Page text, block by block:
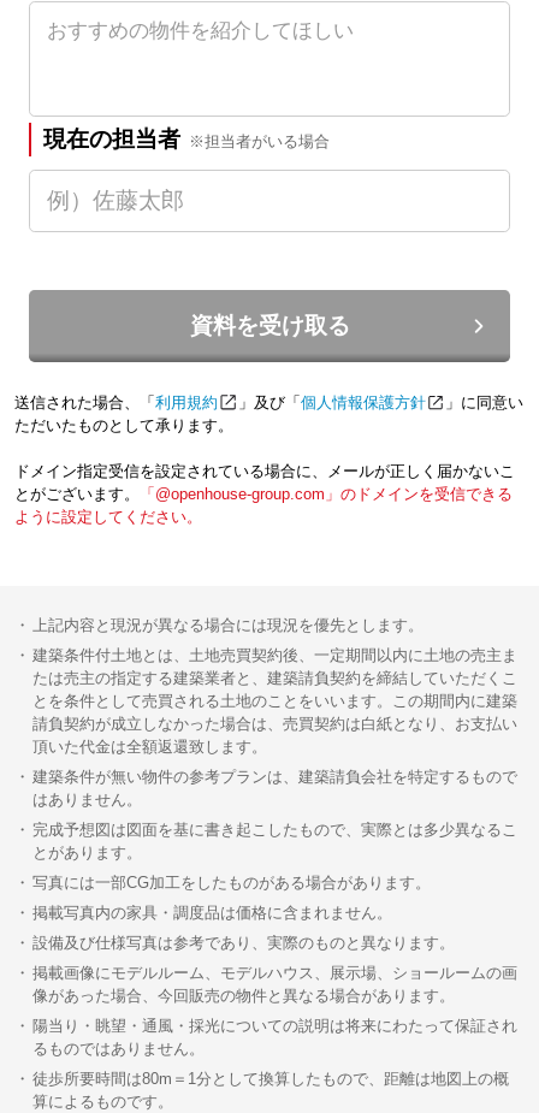
現在の担当者 ※担当者がいる場合
資料を受け取る
送信された場合、「 利用規約 」及び「 個人情報保護方針
」に同意い
ただいたものとして承ります。
ドメイン指定受信を設定されている場合に、メールが正しく届かないこ
とがございます。
「@openhouse-group.com」のドメインを受信できる
ように設定してください。
上記内容と現況が異なる場合には現況を優先とします。
建築条件付土地とは、土地売買契約後、一定期間以内に土地の売主ま
たは売主の指定する建築業者と、建築請負契約を締結していただくこ
とを条件として売買される土地のことをいいます。この期間内に建築
請負契約が成立しなかった場合は、売買契約は白紙となり、お支払い
頂いた代金は全額返還致します。
建築条件が無い物件の参考プランは、建築請負会社を特定するもので
はありません。
完成予想図は図面を基に書き起こしたもので、実際とは多少異なるこ
とがあります。
写真には一部CG加工をしたものがある場合があります。
掲載写真内の家具・調度品は価格に含まれません。
設備及び仕様写真は参考であり、実際のものと異なります。
掲載画像にモデルルーム、モデルハウス、展示場、ショールームの画
像があった場合、今回販売の物件と異なる場合があります。
陽当り・眺望・通風・採光についての説明は将来にわたって保証され
るものではありません。
徒歩所要時間は80m＝1分として換算したもので、距離は地図上の概
算によるものです。